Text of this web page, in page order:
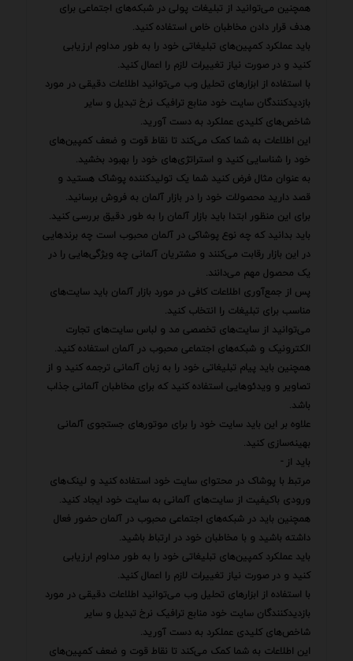
همچنین می‌توانید از تبلیغات پولی در شبکه‌های اجتماعی برای
هدف قرار دادن مخاطبان خاص استفاده کنید.
باید عملکرد کمپین‌های تبلیغاتی خود را به طور مداوم ارزیابی
کنید و در صورت نیاز تغییرات لازم را اعمال کنید.
با استفاده از ابزارهای تحلیل وب می‌توانید اطلاعات دقیقی در مورد
بازدیدکنندگان سایت خود منابع ترافیک نرخ تبدیل و سایر
شاخص‌های کلیدی عملکرد به دست آورید.
این اطلاعات به شما کمک می‌کند تا نقاط قوت و ضعف کمپین‌های
خود را شناسایی کنید و استراتژی‌های خود را بهبود بخشید.
به عنوان مثال فرض کنید شما یک تولیدکننده پوشاک هستید و
قصد دارید محصولات خود را در بازار آلمان به فروش برسانید.
برای این منظور ابتدا باید بازار آلمان را به طور دقیق بررسی کنید.
باید بدانید که چه نوع پوشاکی در آلمان محبوب است چه برندهایی
در این بازار رقابت می‌کنند و مشتریان آلمانی چه ویژگی‌هایی را در
یک محصول مهم می‌دانند.
پس از جمع‌آوری اطلاعات کافی در مورد بازار آلمان باید سایت‌های
مناسب برای تبلیغات را انتخاب کنید.
می‌توانید از سایت‌های تخصصی مد و لباس سایت‌های تجارت
الکترونیک و شبکه‌های اجتماعی محبوب در آلمان استفاده کنید.
همچنین باید پیام تبلیغاتی خود را به زبان آلمانی ترجمه کنید و از
تصاویر و ویدئوهایی استفاده کنید که برای مخاطبان آلمانی جذاب
باشد.
علاوه بر این باید سایت خود را برای موتورهای جستجوی آلمانی
بهینه‌سازی کنید.
باید از -
مرتبط با پوشاک در محتوای سایت خود استفاده کنید و لینک‌های
ورودی باکیفیت از سایت‌های آلمانی به سایت خود ایجاد کنید.
همچنین باید در شبکه‌های اجتماعی محبوب در آلمان حضور فعال
داشته باشید و با مخاطبان خود در ارتباط باشید.
باید عملکرد کمپین‌های تبلیغاتی خود را به طور مداوم ارزیابی
کنید و در صورت نیاز تغییرات لازم را اعمال کنید.
با استفاده از ابزارهای تحلیل وب می‌توانید اطلاعات دقیقی در مورد
بازدیدکنندگان سایت خود منابع ترافیک نرخ تبدیل و سایر
شاخص‌های کلیدی عملکرد به دست آورید.
این اطلاعات به شما کمک می‌کند تا نقاط قوت و ضعف کمپین‌های